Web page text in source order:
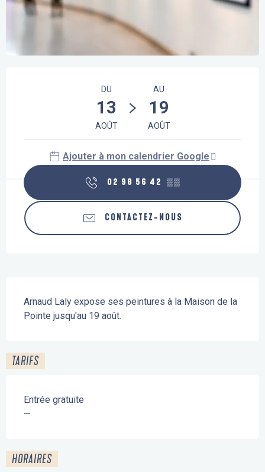
DU
13
AOÛT
AU
19
AOÛT
Ajouter à mon calendrier Google
02 98 56 42 ▒▒
CONTACTEZ-NOUS
Arnaud Laly expose ses peintures à la Maison de la
Pointe jusqu'au 19 août.
TARIFS
Entrée gratuite
—
HORAIRES